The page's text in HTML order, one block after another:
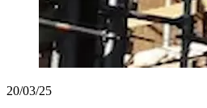
20/03/25